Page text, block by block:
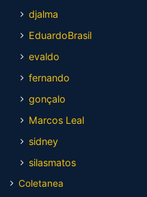
djalma
EduardoBrasil
evaldo
fernando
gonçalo
Marcos Leal
sidney
silasmatos
Coletanea